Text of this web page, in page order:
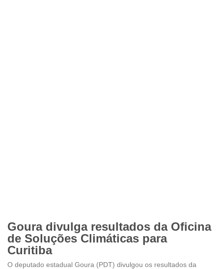
Goura divulga resultados da Oficina
de Soluções Climáticas para
Curitiba
O deputado estadual Goura (PDT) divulgou os resultados da